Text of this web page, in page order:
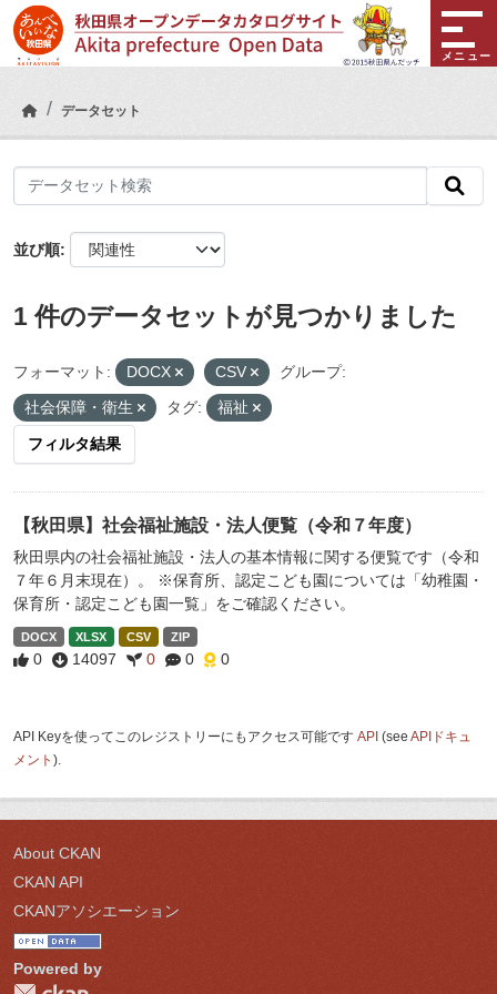
Skip to main content
メニュー
データセット
並び順
1 件のデータセットが見つかりました
フォーマット: DOCX CSV
グループ:
社会保障・衛生
タグ: 福祉
フィルタ結果
【秋田県】社会福祉施設・法人便覧（令和７年度）
秋田県内の社会福祉施設・法人の基本情報に関する便覧です（令和
７年６月末現在）。 ※保育所、認定こども園については「幼稚園・
保育所・認定こども園一覧」をご確認ください。
DOCX XLSX CSV ZIP
0 14097 0 0 0
API Keyを使ってこのレジストリーにもアクセス可能です API (see APIドキュ
メント ).
About CKAN
CKAN API
CKANアソシエーション
Powered by